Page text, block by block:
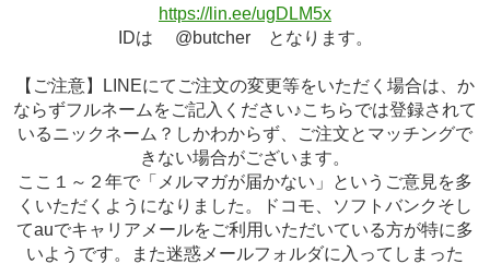
https://lin.ee/ugDLM5x
IDは @butcher となります。
【ご注意】LINEにてご注文の変更等をいただく場合は、か
ならずフルネームをご記入ください♪こちらでは登録されて
いるニックネーム？しかわからず、ご注文とマッチングで
きない場合がございます。
ここ１～２年で「メルマガが届かない」というご意見を多
くいただくようになりました。ドコモ、ソフトバンクそし
てauでキャリアメールをご利用いただいている方が特に多
いようです。また迷惑メールフォルダに入ってしまった